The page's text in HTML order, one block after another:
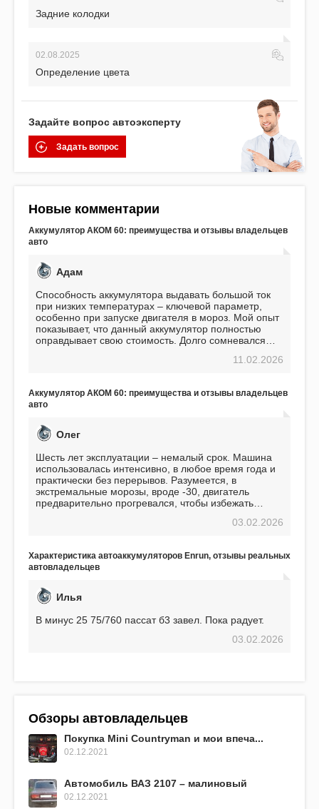
Задние колодки
02.08.2025
Определение цвета
Задайте вопрос автоэксперту
Задать вопрос
Новые комментарии
Аккумулятор АКОМ 60: преимущества и отзывы владельцев
авто
Адам
Способность аккумулятора выдавать большой ток
при низких температурах – ключевой параметр,
особенно при запуске двигателя в мороз. Мой опыт
показывает, что данный аккумулятор полностью
оправдывает свою стоимость. Долго сомневался
пожалел. Считаю, что это отличное вложение,11.02.2026
Аккумулятор АКОМ 60: преимущества и отзывы владельцев
авто
Олег
Шесть лет эксплуатации – немалый срок. Машина
использовалась интенсивно, в любое время года и
практически без перерывов. Разумеется, в
экстремальные морозы, вроде -30, двигатель
предварительно прогревался, чтобы избежать
использования не было ни единой поломки,
EFB 75. Судя по характеристикам, он даже
превосходит предыдущую модель.
03.02.2026
Характеристика автоаккумуляторов Enrun, отзывы реальных
автовладельцев
Илья
В минус 25 75/760 пассат б3 завел. Пока радует.
03.02.2026
Обзоры автовладельцев
Покупка Mini Countryman и мои впеча...
02.12.2021
Автомобиль ВАЗ 2107 – малиновый
02.12.2021